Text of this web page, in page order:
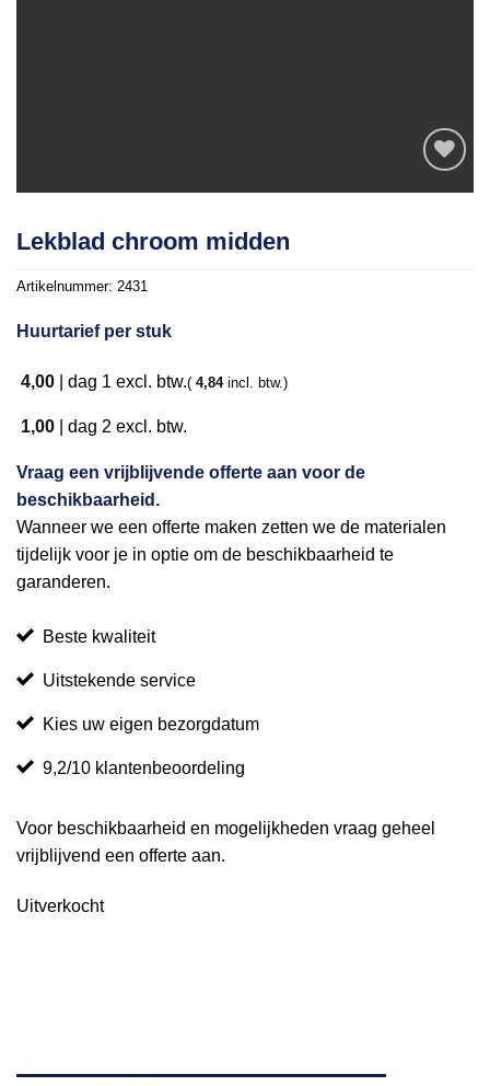
verlanglijst
Lekblad chroom midden
Artikelnummer: 2431
Huurtarief per stuk
4,00 dag 1 excl. btw.( 4,84incl. btw.)
1,00 dag 2 excl. btw.
Vraag een vrijblijvende offerte aan voor de
beschikbaarheid.
Wanneer we een offerte maken zetten we de materialen
tijdelijk voor je in optie om de beschikbaarheid te
garanderen.
Beste kwaliteit
Uitstekende service
Kies uw eigen bezorgdatum
9,2/10 klantenbeoordeling
Voor beschikbaarheid en mogelijkheden vraag geheel
vrijblijvend een offerte aan.
Uitverkocht